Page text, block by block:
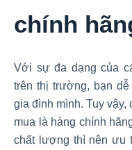
chính
Với sự đa dạng của
trên thị trường, bạn
gia đình mình. Tuy vậy,
mua là hàng chính
chất lượng thì nên ưu